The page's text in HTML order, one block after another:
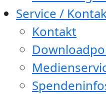
Service /
Kontakt